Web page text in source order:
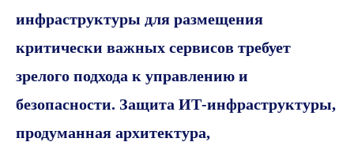
инфраструктуры для размещения
критически важных сервисов требует
зрелого подхода к управлению и
безопасности. Защита ИТ-инфраструктуры,
продуманная архитектура,